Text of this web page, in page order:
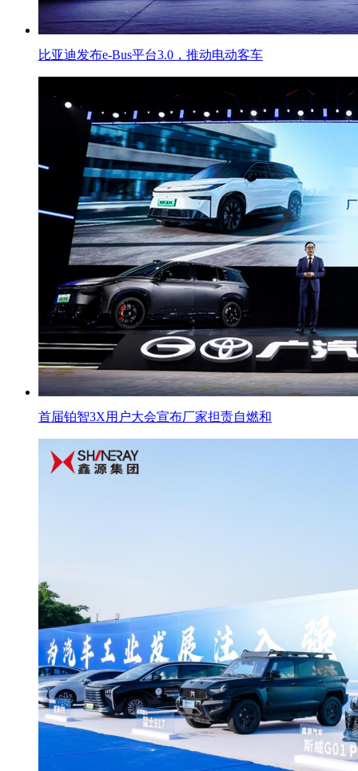
比亚迪发布e-Bus平台3.0，推动电动客车
首届铂智3X用户大会宣布厂家担责自燃和